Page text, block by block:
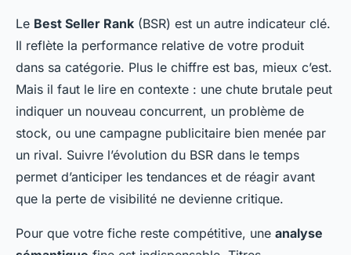
Le Best Seller Rank (BSR) est un autre indicateur clé.
Il reflète la performance relative de votre produit
dans sa catégorie. Plus le chiffre est bas, mieux c’est.
Mais il faut le lire en contexte : une chute brutale peut
indiquer un nouveau concurrent, un problème de
stock, ou une campagne publicitaire bien menée par
un rival. Suivre l’évolution du BSR dans le temps
permet d’anticiper les tendances et de réagir avant
que la perte de visibilité ne devienne critique.
Pour que votre fiche reste compétitive, une analyse